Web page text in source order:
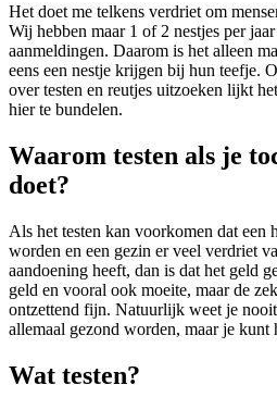
Het doet me telkens verdriet om
Wij hebben maar 1 of 2 nestjes per
aanmeldingen. Daarom is het alleen
eens een nestje krijgen bij hun teefje.
over testen en reutjes uitzoeken lijkt
hier te bundelen.
Waarom testen als je
doet?
Als het testen kan voorkomen dat een
worden en een gezin er veel verdriet
aandoening heeft, dan is dat het geld
geld en vooral ook moeite, maar de
ontzettend fijn. Natuurlijk weet je
allemaal gezond worden, maar je kunt
Wat testen?